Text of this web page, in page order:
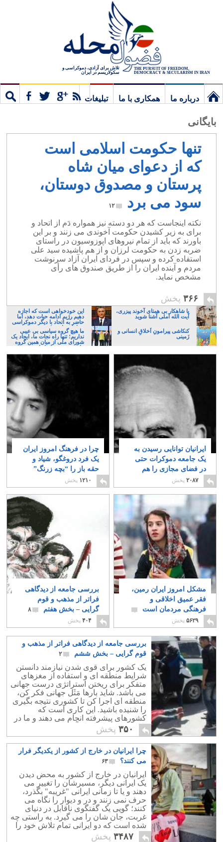
THE PURSUIT OF FREEDOM,
DEMOCRACY & SECULARISM IN IRAN
تلاش برای آزادی، دموکراسی و
سکولاریسم در ایران
درباره ما همکاری با ما
تبلیغات
بایگانی
تنها حکومت اسلامی است
که از دعوای میان شاه
پرستان و مصدوق دوستان،
سود می برد
۱۲
نکته اینجاست که هر دو دسته نیز همواره دَم از اتحاد و
برای به زیر کشیدن حکومت آخوندی می زنند و بر این
باورند که باید از تمام نیروهای اپوزوسیون در راستای
ضربه زدن به حکومت لرزان و از هم پاشیده سید علی
استفاده کرده و سپس در فردای ایران آزاد سرنوشت
مردم و آینده ایران را از طریق صندوق های رأی
مشخص نماید.
۳۶۶ پخش
با شاهکار بی همتای آخوند پیزری،
آیت الله آملی آشنا شوید
این خودخواهی است که اجازه
دهیم رژیم ادامه حیات دهد، اما
حاضر به اتحاد با دیگر دموکراسی
خواهان نباشیم!
کنکاشی پیرامونِ اَخلاقِ انسانی و
زَمینی
ما هیچ گروه سیاسی بی عیبی
نداریم؛ تنها راه نجات ما، ایجاد یک
شورای ملی از میان همین گروه
های پر عیب و ایراد است
ایرانیان توانایی رسیدن به
یک جامعه دموکرات حتی
در فضای مجازی را هم
ندارند!
۲۰۸۷ پخش
چرا در فرهنگ امروز ایران
یک فرد دروغگو، شیاد و
حقه باز را “بچه زرنگ”
می خوانند؟
۱۲۱۰ پخش
مشکل امروز ایران رمین،
فقر عمیق اخلاقی و
فرهنگی مردمان است
۵۶۲۹ پخش
بررسی جامعه از دیدگاهی
فراتر از مذهب و قوم
گرایی – بخش هفتم
۸
۴۰۴ پخش
بررسی جامعه از دیدگاهی فراتر از مذهب و
قوم گرایی – بخش ششم
۲
یک کشور برای قوی شدن نیازمند دانستن
شرایط منطقه ای و استفاده از مغزهای
متفکر برای ریختن استراتژی درست جهانی
می باشد. شاید بارها مَثَل جهانی فکر کن،
منطقه ای اجرا کن تا کشوری نتیجه بگیری
را شنیده باشید. این کاری است که
کشورهای پیشرفته انجام می دهند و ما در
تاریخ معاصر ایران از آن بی بهره بوده ایم.
۳۵۰ پخش
چرا ایرانیان در خارج از کشور از یکدیگر فرار
می کنند؟
۶۳
ایرانیان در خارج از کشور به محض دیدن
یک ایرانی دیگر، مسیرشان را تغییر می
دهند و یا تا زمانی ایرانی "غریبه" بگذرد،
حرف نمی زنند و در و دیوار را نگاه می
کنند؛ گویی یک گفتگوی ناقابل در دنیای
غربت، جان شان را می گیرد. به راستی چه
شده است که دو ایرانی تمام تلاش خود را
می کنند تا از دید هَم مخفی بمانند؟
۳۴۸۷ پخش